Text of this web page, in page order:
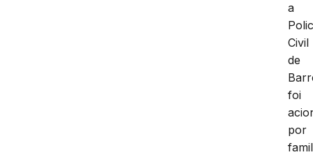
a
Civil
de
foi
por